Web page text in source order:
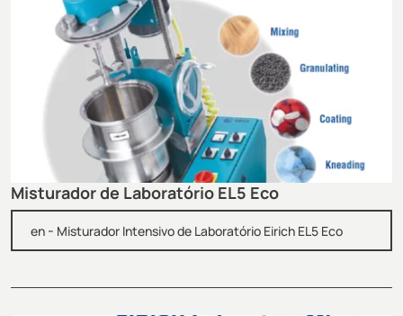
Misturador de Laboratório EL5 Eco
en - Misturador Intensivo de Laboratório Eirich EL5 Eco